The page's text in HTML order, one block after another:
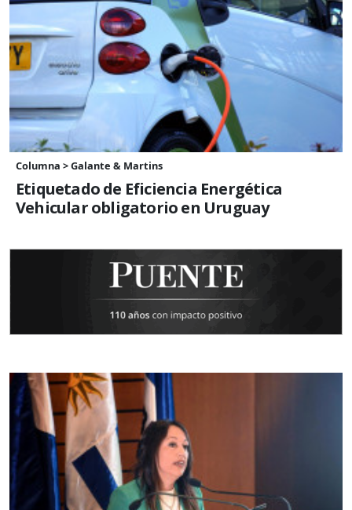
Columna > Galante & Martins
Etiquetado de Eficiencia Energética
Vehicular obligatorio en Uruguay